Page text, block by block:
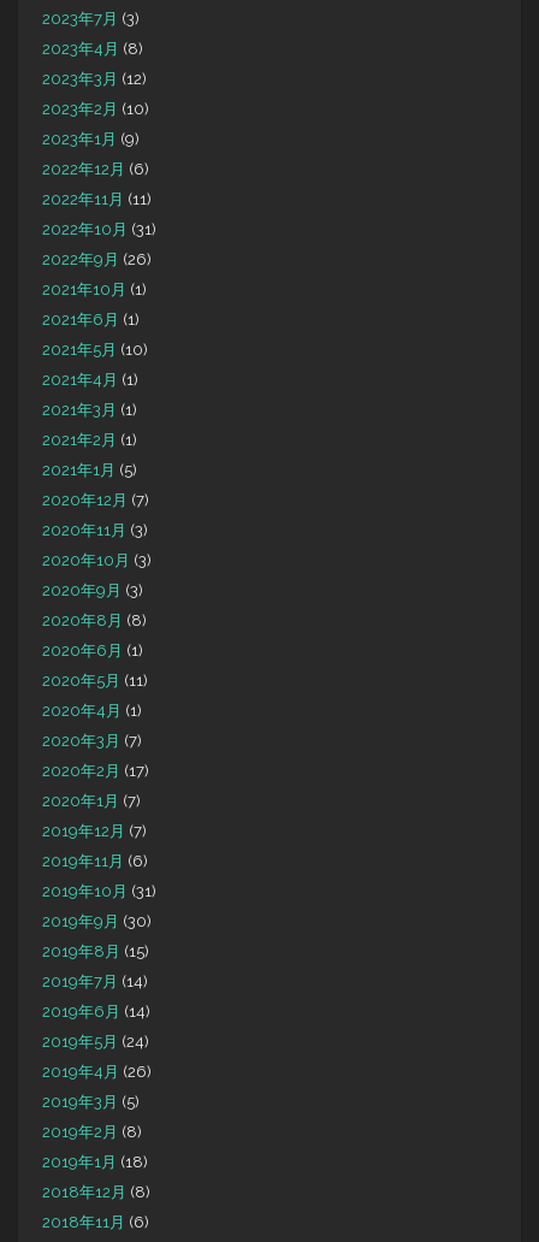
2023年7月 (3)
2023年4月 (8)
2023年3月 (12)
2023年2月 (10)
2023年1月 (9)
2022年12月 (6)
2022年11月 (11)
2022年10月 (31)
2022年9月 (26)
2021年10月 (1)
2021年6月 (1)
2021年5月 (10)
2021年4月 (1)
2021年3月 (1)
2021年2月 (1)
2021年1月 (5)
2020年12月 (7)
2020年11月 (3)
2020年10月 (3)
2020年9月 (3)
2020年8月 (8)
2020年6月 (1)
2020年5月 (11)
2020年4月 (1)
2020年3月 (7)
2020年2月 (17)
2020年1月 (7)
2019年12月 (7)
2019年11月 (6)
2019年10月 (31)
2019年9月 (30)
2019年8月 (15)
2019年7月 (14)
2019年6月 (14)
2019年5月 (24)
2019年4月 (26)
2019年3月 (5)
2019年2月 (8)
2019年1月 (18)
2018年12月 (8)
2018年11月 (6)